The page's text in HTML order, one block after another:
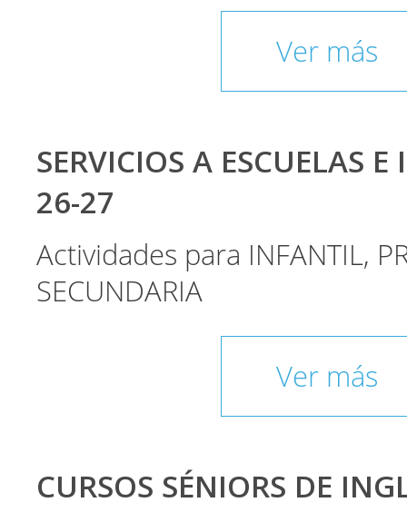
Ver más
SERVICIOS A ESCUELAS
26-27
Actividades para INFANTIL,
SECUNDARIA
Ver más
CURSOS SÉNIORS DE